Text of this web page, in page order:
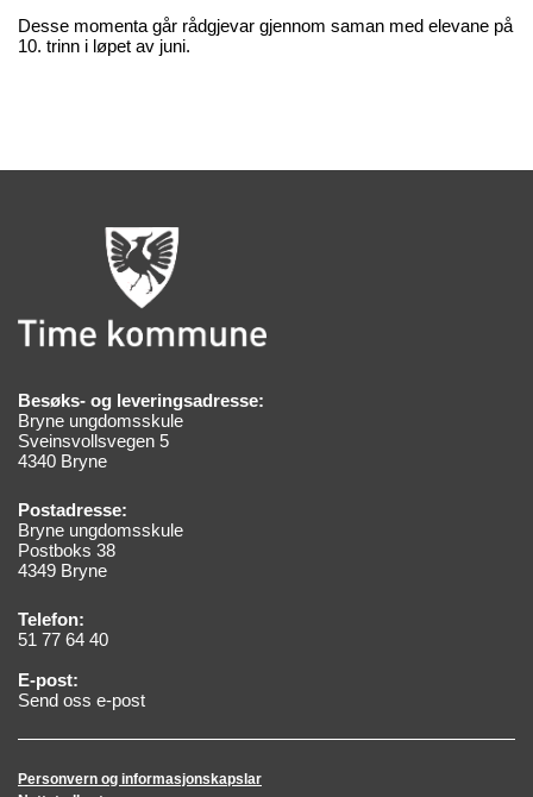
Desse momenta går rådgjevar gjennom saman med elevane på
10. trinn i løpet av juni.
Besøks- og leveringsadresse:
Bryne ungdomsskule
Sveinsvollsvegen 5
4340 Bryne
Postadresse:
Bryne ungdomsskule
Postboks 38
4349 Bryne
Telefon:
51 77 64 40
E-post:
Send oss e-post
Personvern og informasjonskapslar